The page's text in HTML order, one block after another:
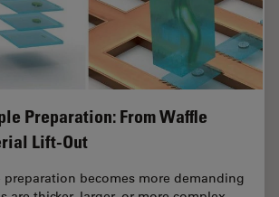
Preparation: From Waffle
Lift-Out
preparation becomes more demanding